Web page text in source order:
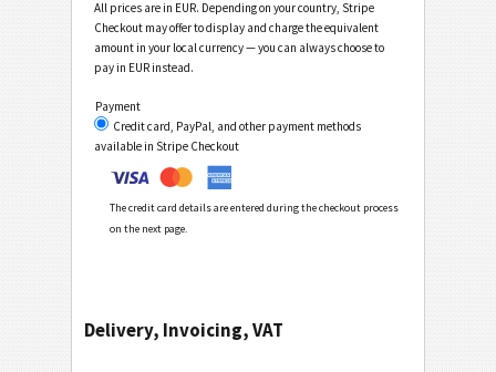
All prices are in EUR. Depending on your country, Stripe
Checkout may offer to display and charge the equivalent
amount in your local currency — you can always choose to
pay in EUR instead.
Payment
Credit card, PayPal, and other payment methods
available in Stripe Checkout
The credit card details are entered during the checkout process
on the next page.
Delivery, Invoicing, VAT